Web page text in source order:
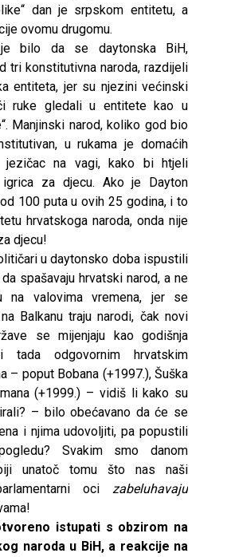
dan je srpskom entitetu, a
ovomu drugomu.
je bilo da se daytonska BiH,
tri konstitutivna naroda, razdijeli
entiteta, jer su njezini većinski
ruke gledali u entitete kao u
Manjinski narod, koliko god bio
u rukama je domaćih
jezičac na vagi, kako bi htjeli
igrica za djecu. Ako je Dayton
100 puta u ovih 25 godina, i to
hrvatskoga naroda, onda nije
djecu!
u daytonsko doba ispustili
spašavaju hrvatski narod, a ne
na valovima vremena, jer se
Balkanu traju narodi, čak novi
se mijenjaju kao godišnja
odgovornim hrvatskim
– poput Bobana (+1997.), Šuška
(+1999.) – vidiš li kako su
– bilo obećavano da će se
i njima udovoljiti, pa popustili
Svakim smo danom
unatoč tomu što nas naši
oci zabeluhavaju
istupati s obzirom na
naroda u BiH, a reakcije na